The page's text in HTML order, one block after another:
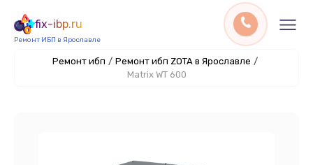
fix-ibp.ru
Ремонт ИБП в Ярославле
Ремонт ибп / Ремонт ибп ZOTA в Ярославле /
Matrix WT 600